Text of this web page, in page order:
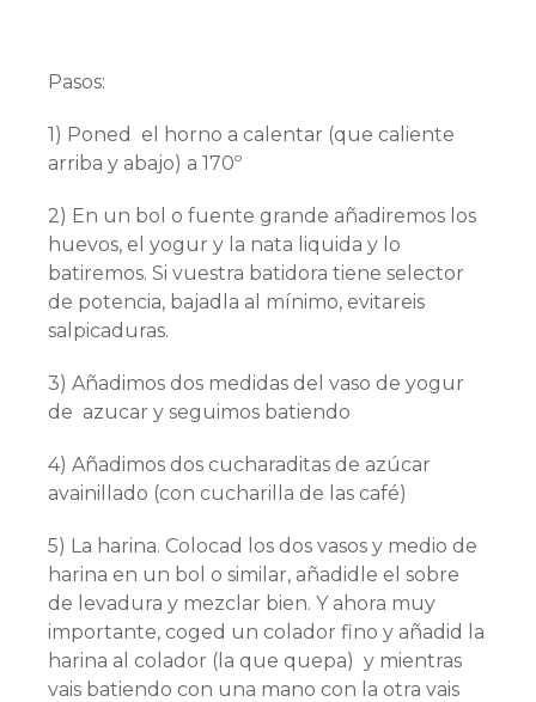
Pasos:
1) Poned el horno a calentar (que caliente
arriba y abajo) a 170º
2) En un bol o fuente grande añadiremos los
huevos, el yogur y la nata liquida y lo
batiremos. Si vuestra batidora tiene selector
de potencia, bajadla al mínimo, evitareis
salpicaduras.
3) Añadimos dos medidas del vaso de yogur
de azucar y seguimos batiendo
4) Añadimos dos cucharaditas de azúcar
avainillado (con cucharilla de las café)
5) La harina. Colocad los dos vasos y medio de
harina en un bol o similar, añadidle el sobre
de levadura y mezclar bien. Y ahora muy
importante, coged un colador fino y añadid la
harina al colador (la que quepa) y mientras
vais batiendo con una mano con la otra vais